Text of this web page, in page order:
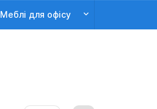
Меблі для офісу